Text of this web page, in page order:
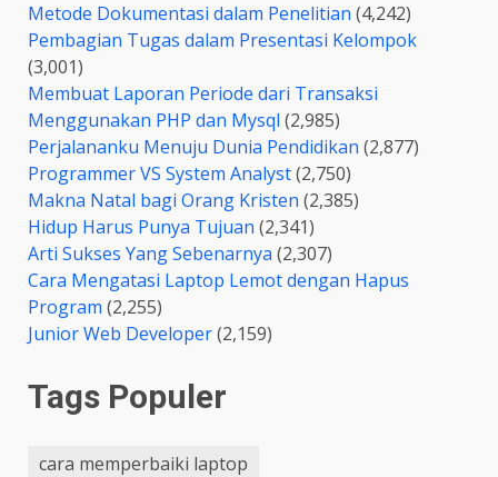
Metode Dokumentasi dalam Penelitian (4,242)
Pembagian Tugas dalam Presentasi Kelompok
(3,001)
Membuat Laporan Periode dari Transaksi
Menggunakan PHP dan Mysql (2,985)
Perjalananku Menuju Dunia Pendidikan (2,877)
Programmer VS System Analyst(2,750)
Makna Natal bagi Orang Kristen (2,385)
Hidup Harus Punya Tujuan (2,341)
Arti Sukses Yang Sebenarnya (2,307)
Cara Mengatasi Laptop Lemot dengan Hapus
Program (2,255)
Junior Web Developer(2,159)
Tags Populer
cara memperbaiki laptop